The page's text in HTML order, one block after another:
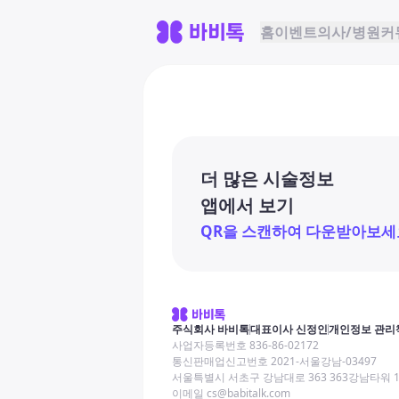
홈이벤트의사/병원커
더 많은 시술정보
앱에서 보기
QR을 스캔하여 다운받아보세
주식회사 바비톡대표이사 신정인개인정보 관리
사업자등록번호 836-86-02172
통신판매업신고번호 2021-서울강남-03497
서울특별시 서초구 강남대로 363 363강남타워
이메일 cs@babitalk.com